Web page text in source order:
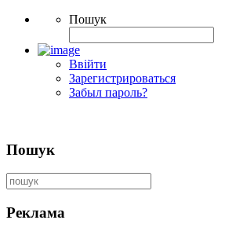
Пошук
Ввійти
Зарегистрироваться
Забыл пароль?
Пошук
Реклама